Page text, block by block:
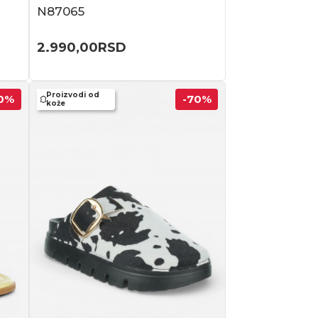
N87065
2.990,00RSD
%
Proizvodi od
kože
-70%